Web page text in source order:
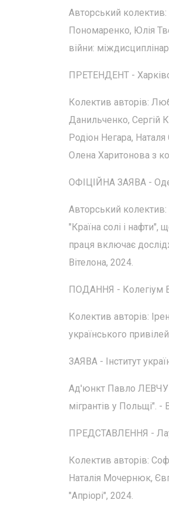
Авторський
Пономаренко, Юлія
війни:
ПРЕТЕНДЕНТ -
Колектив авторів:
Данильченко, Сергій
Родіон Негара,
Олена Харитонова з
ОФІЦІЙНА ЗАЯВА -
Авторський
"Країна солі і
праця включає
Вітелона, 2024.
ПОДАННЯ - Колегіум
Колектив авторів:
українського
ЗАЯВА - Інститут
Ад'юнкт Павло ЛЕВЧУК
мігрантів у Польщі". -
ПРЕДСТАВЛЕННЯ -
Колектив авторів:
Наталія Мочернюк,
"Апріорі", 2024.